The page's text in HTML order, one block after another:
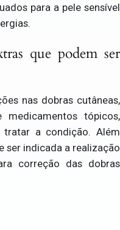
para a pele sensível
que podem ser
nas dobras cutâneas,
tópicos,
tratar a condição. Além
ser indicada a realização
correção das dobras